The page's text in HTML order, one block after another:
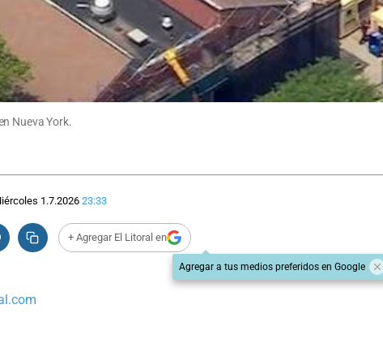
Nueva York.
1.7.2026 23:33
+ Agregar El Litoral en
Agregar a tus medios preferidos en Google